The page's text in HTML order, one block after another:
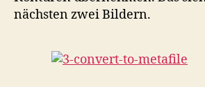
nächsten zwei Bildern.